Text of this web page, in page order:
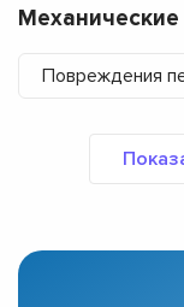
Повреждения